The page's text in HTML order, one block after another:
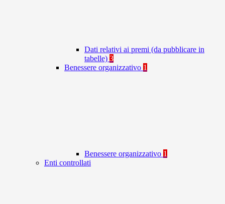
Dati relativi ai premi (da pubblicare in
tabelle) 3
Benessere organizzativo 1
Benessere organizzativo 1
Enti controllati